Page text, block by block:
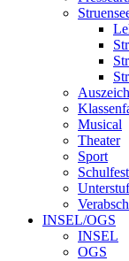
Musical
Theater
Sport
Schulfest
INSEL/OGS
INSEL
OGS